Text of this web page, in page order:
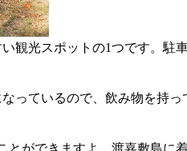
観光スポットの1つです。
っているので、飲み物を持
ができますよ。渡嘉敷島に